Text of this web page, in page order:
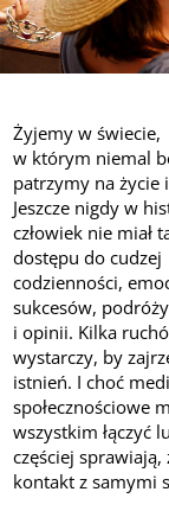
Żyjemy w świecie,
w którym niemal
patrzymy na życie
Jeszcze nigdy w
człowiek nie miał
dostępu do cudzej
codzienności,
sukcesów,
i opinii. Kilka
wystarczy, by
istnień. I choć
społecznościowe
wszystkim łączyć
częściej
kontakt z samymi